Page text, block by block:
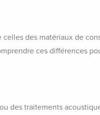
des matériaux de
ces différences
des traitements